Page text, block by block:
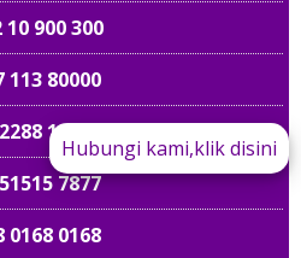
Hubungi kami,klik disini
10 900 300
113 80000
12828
7877
0168 0168